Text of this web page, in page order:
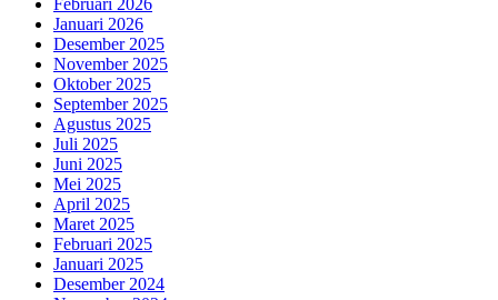
Februari 2026
Januari 2026
Desember 2025
November 2025
Oktober 2025
September 2025
Agustus 2025
Juli 2025
Juni 2025
Mei 2025
April 2025
Maret 2025
Februari 2025
Januari 2025
Desember 2024